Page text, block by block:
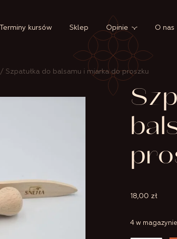
Terminy kursów Sklep Opinie O nas
/ Szpatułka do balsamu i miarka do proszku
18,00 zł
4 w magazynie